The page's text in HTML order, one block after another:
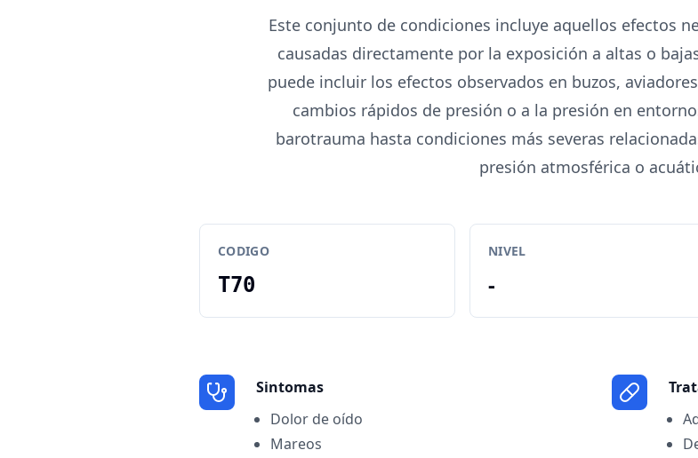
Este conjunto de condiciones incluye aquellos efectos
causadas directamente por la exposición a altas o
puede incluir los efectos observados en buzos,
cambios rápidos de presión o a la presión en
barotrauma hasta condiciones más severas
presión atmosférica o
CODIGO
T70
NIVEL
-
Sintomas
Dolor de oído
Mareos